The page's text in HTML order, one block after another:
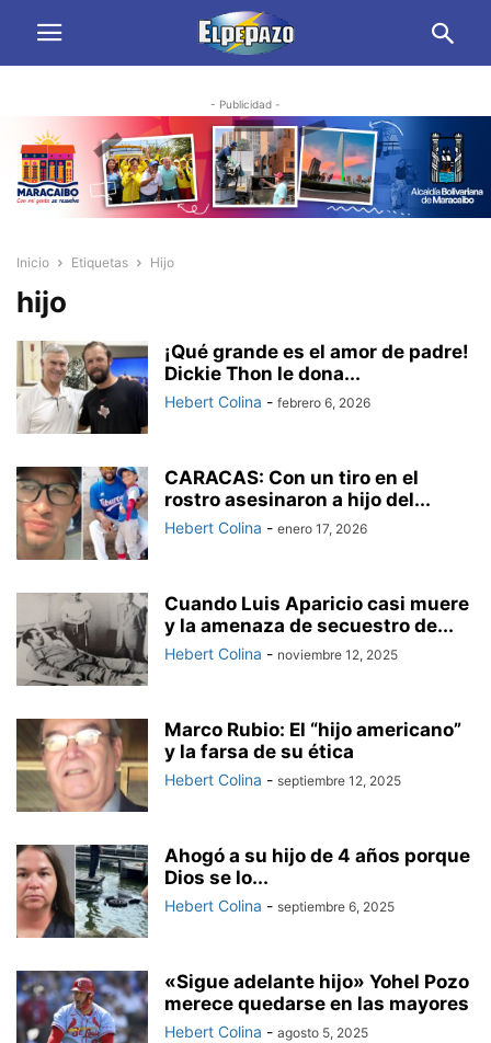
- Publicidad -
Inicio Etiquetas Hijo
hijo
¡Qué grande es el amor de padre!
Dickie Thon le dona...
Hebert Colina - febrero 6, 2026
CARACAS: Con un tiro en el
rostro asesinaron a hijo del...
Hebert Colina - enero 17, 2026
Cuando Luis Aparicio casi muere
y la amenaza de secuestro de...
Hebert Colina - noviembre 12, 2025
Marco Rubio: El “hijo americano”
y la farsa de su ética
Hebert Colina - septiembre 12, 2025
Ahogó a su hijo de 4 años porque
Dios se lo...
Hebert Colina - septiembre 6, 2025
«Sigue adelante hijo» Yohel Pozo
merece quedarse en las mayores
Hebert Colina - agosto 5, 2025